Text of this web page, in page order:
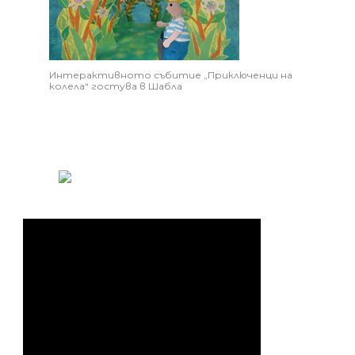
Интерактивното събитие „Приключенци на
колела“ гостува в Шабла